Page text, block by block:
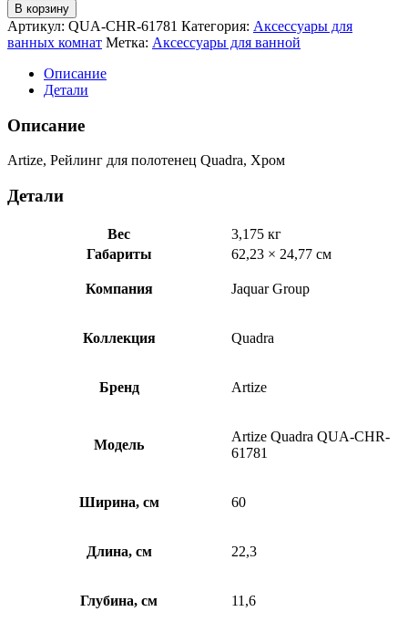
В корзину
Артикул: QUA-CHR-61781 Категория: Аксессуары для
ванных комнат Метка: Аксессуары для ванной
Описание
Детали
Описание
Artize, Рейлинг для полотенец Quadra, Хром
Детали
Вес
3,175 кг
Габариты
62,23 × 24,77 см
Компания Jaquar Group
Коллекция Quadra
Бренд Artize
Модель
Artize Quadra QUA-CHR-
61781
Ширина, см 60
Длина, см 22,3
Глубина, см 11,6